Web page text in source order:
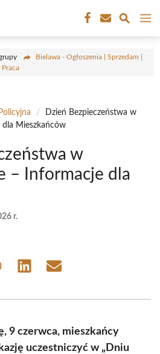
Bielawa - Ogłoszenia | Sprzedam |
/
Dzień Bezpieczeństwa w
Mieszkańców
w
– Informacje dla
r.
Share Share
9 czerwca, mieszkańcy
uczestniczyć w „Dniu